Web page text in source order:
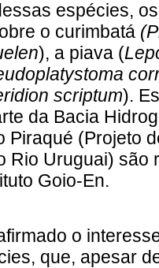
espécies,
o curimbatá
), a piava (
scriptum).
da Bacia
Piraqué (Projeto
Rio Uruguai) são
Goio-En.
o
que, apesar